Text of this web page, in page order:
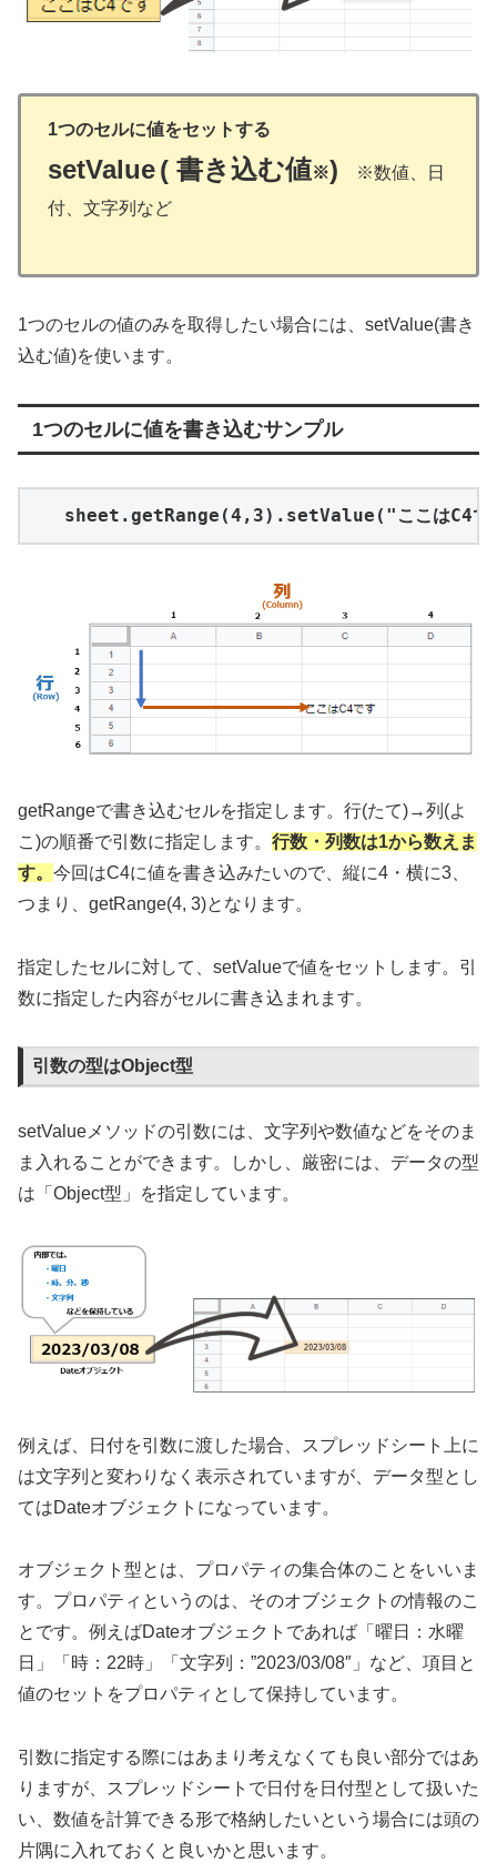
1つのセルに値をセットする
setValue( 書き込む値※) ※数値、日
付、文字列など
1つのセルの値のみを取得したい場合には、setValue(書き
込む値)を使います。
1つのセルに値を書き込むサンプル
sheet.getRange(4,3).setValue("ここはC4
getRangeで書き込むセルを指定します。行(たて)→列(よ
こ)の順番で引数に指定します。 行数・列数は1から数えま
す。 今回はC4に値を書き込みたいので、縦に4・横に3、
つまり、getRange(4, 3)となります。
指定したセルに対して、setValueで値をセットします。引
数に指定した内容がセルに書き込まれます。
引数の型はObject型
setValueメソッドの引数には、文字列や数値などをそのま
ま入れることができます。しかし、厳密には、データの型
は「Object型」を指定しています。
例えば、日付を引数に渡した場合、スプレッドシート上に
は文字列と変わりなく表示されていますが、データ型とし
てはDateオブジェクトになっています。
オブジェクト型とは、プロパティの集合体のことをいいま
す。プロパティというのは、そのオブジェクトの情報のこ
とです。例えばDateオブジェクトであれば「曜日：水曜
日」「時：22時」「文字列：”2023/03/08″」など、項目と
値のセットをプロパティとして保持しています。
引数に指定する際にはあまり考えなくても良い部分ではあ
りますが、スプレッドシートで日付を日付型として扱いた
い、数値を計算できる形で格納したいという場合には頭の
片隅に入れておくと良いかと思います。